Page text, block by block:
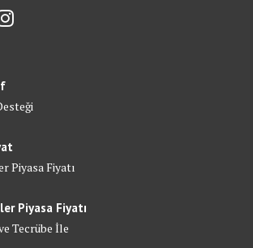
Piyasa Fiyatı
Piyasa Fiyatı
Tecrübe İle